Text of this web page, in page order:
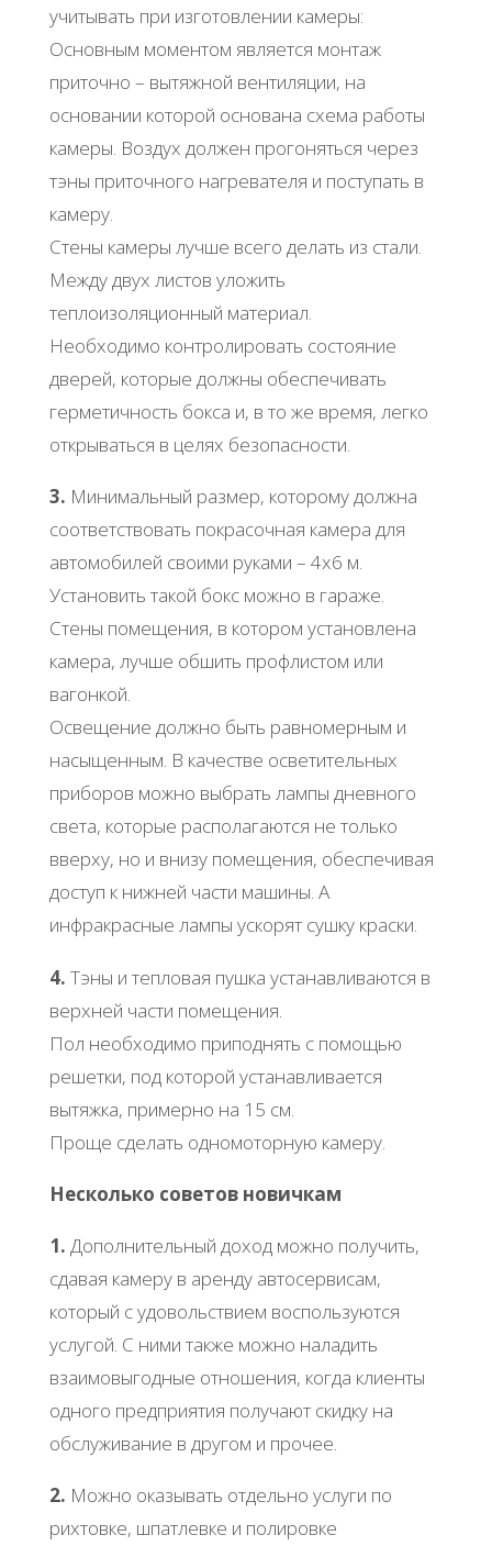
учитывать при изготовлении камеры:
Основным моментом является монтаж
приточно – вытяжной вентиляции, на
основании которой основана схема работы
камеры. Воздух должен прогоняться через
тэны приточного нагревателя и поступать в
камеру.
Стены камеры лучше всего делать из стали.
Между двух листов уложить
теплоизоляционный материал.
Необходимо контролировать состояние
дверей, которые должны обеспечивать
герметичность бокса и, в то же время, легко
открываться в целях безопасности.
3. Минимальный размер, которому должна
соответствовать покрасочная камера для
автомобилей своими руками – 4х6 м.
Установить такой бокс можно в гараже.
Стены помещения, в котором установлена
камера, лучше обшить профлистом или
вагонкой.
Освещение должно быть равномерным и
насыщенным. В качестве осветительных
приборов можно выбрать лампы дневного
света, которые располагаются не только
вверху, но и внизу помещения, обеспечивая
доступ к нижней части машины. А
инфракрасные лампы ускорят сушку краски.
4. Тэны и тепловая пушка устанавливаются в
верхней части помещения.
Пол необходимо приподнять с помощью
решетки, под которой устанавливается
вытяжка, примерно на 15 см.
Проще сделать одномоторную камеру.
Несколько советов новичкам
1. Дополнительный доход можно получить,
сдавая камеру в аренду автосервисам,
который с удовольствием воспользуются
услугой. С ними также можно наладить
взаимовыгодные отношения, когда клиенты
одного предприятия получают скидку на
обслуживание в другом и прочее.
2. Можно оказывать отдельно услуги по
рихтовке, шпатлевке и полировке